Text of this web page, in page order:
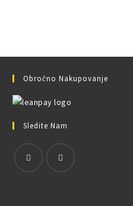
Obročno Nakupovanje
Sledite Nam